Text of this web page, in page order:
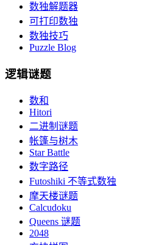
数独解题器
可打印数独
数独技巧
Puzzle Blog
逻辑谜题
数和
Hitori
二进制谜题
帐篷与树木
Star Battle
数字路径
Futoshiki 不等式数独
摩天楼谜题
Calcudoku
Queens 谜题
2048